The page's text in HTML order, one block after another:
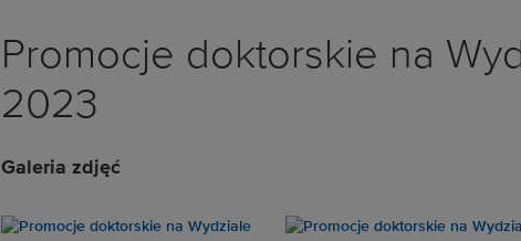
Promocje doktorskie na
2023
Galeria zdjęć